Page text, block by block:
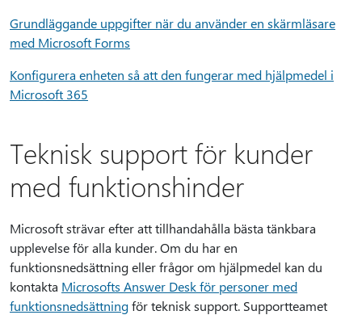
Grundläggande uppgifter när du använder en skärmläsare
med Microsoft Forms
Konfigurera enheten så att den fungerar med hjälpmedel i
Microsoft 365
Teknisk support för kunder
med funktionshinder
Microsoft strävar efter att tillhandahålla bästa tänkbara
upplevelse för alla kunder. Om du har en
funktionsnedsättning eller frågor om hjälpmedel kan du
kontakta Microsofts Answer Desk för personer med
funktionsnedsättningför teknisk support. Supportteamet